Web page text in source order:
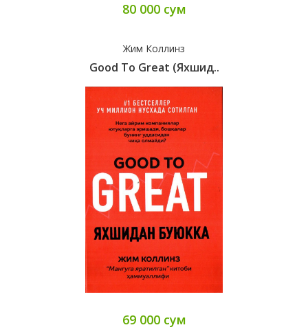
80 000 сум
Жим Коллинз
Good To Great (яхшид..
69 000 сум